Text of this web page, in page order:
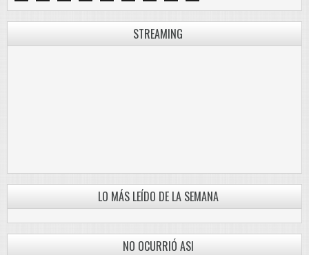
STREAMING
LO MÁS LEÍDO DE LA SEMANA
NO OCURRIÓ ASI